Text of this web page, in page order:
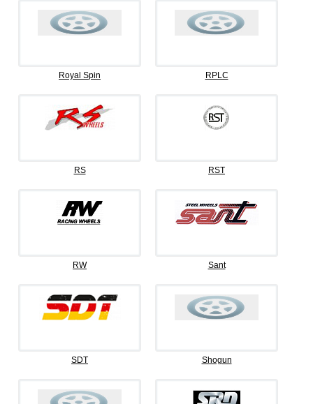
Royal Spin RPLC
RS RST
RW Sant
SDT Shogun